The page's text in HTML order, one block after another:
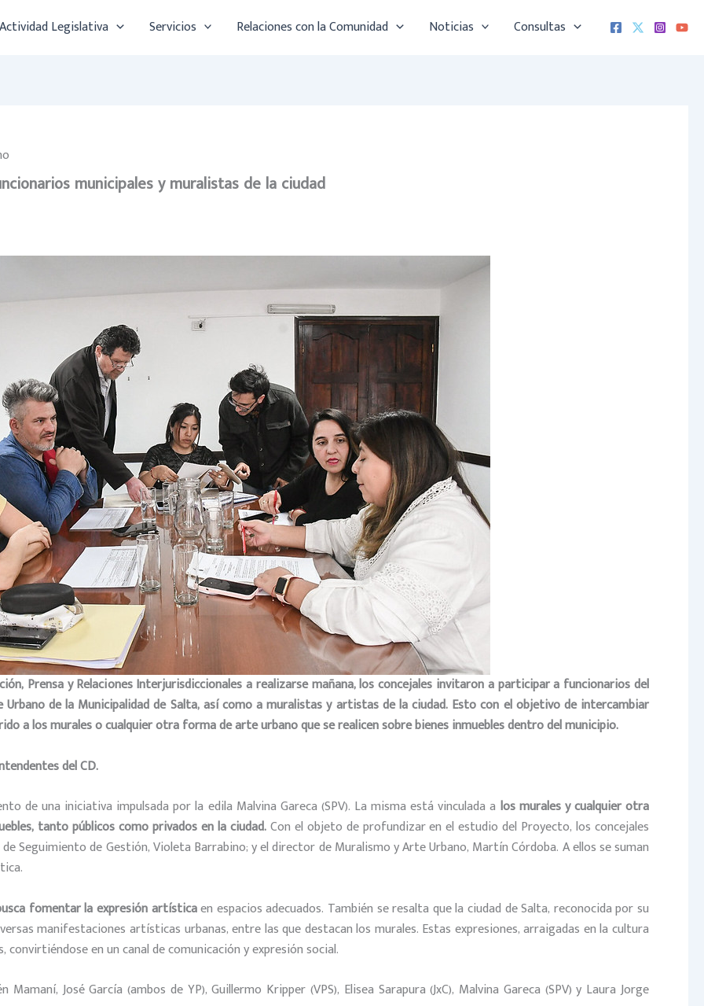
Actividad Legislativa Servicios Relaciones con la Comunidad Noticias Consultas
municipales y muralistas de la ciudad
Prensa y Relaciones Interjurisdiccionales a realizarse mañana, los concejales invitaron a participar a funcionarios del
de la Municipalidad de Salta, así como a muralistas y artistas de la ciudad. Esto con el objetivo de intercambiar
a los murales o cualquier otra forma de arte urbano que se realicen sobre bienes inmuebles dentro del municipio.
del CD.
de una iniciativa impulsada por la edila Malvina Gareca (SPV). La misma está vinculada a los murales y cualquier otra
tanto públicos como privados en la ciudad.Con el objeto de profundizar en el estudio del Proyecto, los concejales
Seguimiento de Gestión, Violeta Barrabino; y el director de Muralismo y Arte Urbano, Martín Córdoba. A ellos se suman
fomentar la expresión artísticaen espacios adecuados. También se resalta que la ciudad de Salta, reconocida por su
manifestaciones artísticas urbanas, entre las que destacan los murales. Estas expresiones, arraigadas en la cultura
en un canal de comunicación y expresión social.
José García (ambos de YP), Guillermo Kripper (VPS), Elisea Sarapura (JxC), Malvina Gareca (SPV) y Laura Jorge